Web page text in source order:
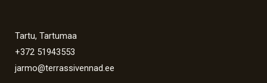
Tartu, Tartumaa
+372 51943553
jarmo@terrassivennad.ee